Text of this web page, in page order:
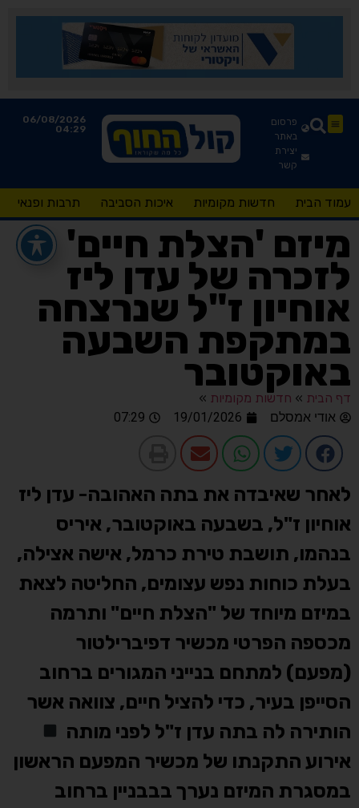
פרסום
באתר
יצירת
קשר
06/08/2026
04:29
עמוד הבית חדשות מקומיות איכות הסביבה תרבות ופנאי
מיזם 'הצלת חיים'
לזכרה של עדן ליז
אוחיון ז"ל שנרצחה
במתקפת השבעה
באוקטובר
דף הבית » חדשות מקומיות »
אודי אמסלם
19/01/2026
07:29
לאחר שאיבדה את בתה האהובה- עדן ליז
אוחיון ז"ל, בשבעה באוקטובר, איריס
בנהמו, תושבת טירת כרמל, אישה אצילה,
בעלת כוחות נפש עצומים, החליטה לצאת
במיזם מיוחד של "הצלת חיים" ותרמה
מכספה הפרטי מכשיר דפיברילטור
(מפעם) למתחם בנייני המגורים ברחוב
הסייפן בעיר, כדי להציל חיים, צוואה אשר
הותירה לה בתה עדן ז"ל לפני מותה
אירוע התקנתו של מכשיר המפעם הראשון
במסגרת המיזם נערך בבבניין ברחוב